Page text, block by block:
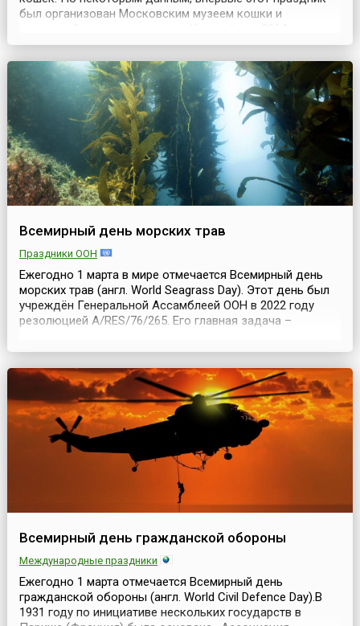
был организован Московским музеем кошки и
году.Интересно, что во многих странах тоже
установлены национальные дни чествования этих самых
близких человеку домашних обитателей. Например, в
США кошек честву...
Всемирный день морских трав
Праздники ООН
Ежегодно 1 марта в мире отмечается Всемирный день
морских трав (англ. World Seagrass Day). Этот день был
учреждён Генеральной Ассамблеей ООН в 2022 году
резолюцией A/RES/76/265. Его главная задача –
играют в жизни океана и почему их нужно
защищать.Морские травы – это не водоросли, как часто
думают, а настоящие цветущие растения, которые
растут на...
Всемирный день гражданской обороны
Международные праздники
Ежегодно 1 марта отмечается Всемирный день
гражданской обороны (англ. World Civil Defence Day).В
1931 году по инициативе нескольких государств в